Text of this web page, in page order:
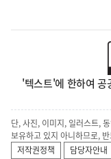
'텍스트'에 한하여 공
단, 사진, 이미지, 일러스트,
보유하고 있지 아니하므로,
저작권정책
담당자안내